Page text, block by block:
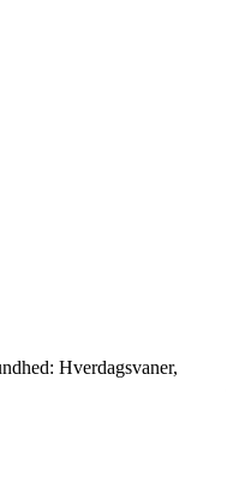
Hverdagsvaner,